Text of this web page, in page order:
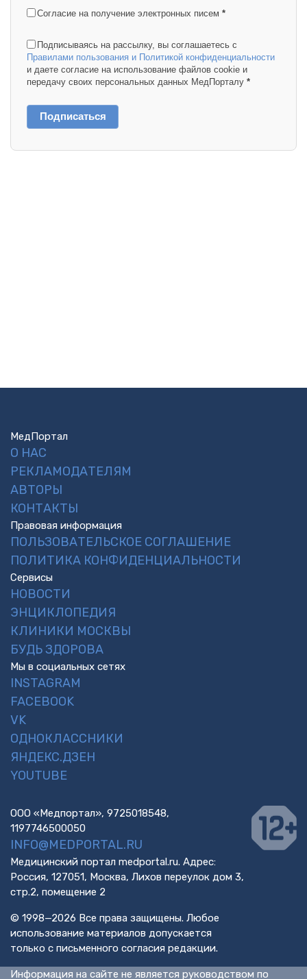
Согласие на получение электронных писем *
Подписываясь на рассылку, вы соглашаетесь с
Правилами пользования и Политикой конфиденциальности
и даете согласие на использование файлов cookie и
передачу своих персональных данных МедПорталу *
Подписаться
МедПортал
О НАС
РЕКЛАМОДАТЕЛЯМ
АВТОРЫ
КОНТАКТЫ
Правовая информация
ПОЛЬЗОВАТЕЛЬСКОЕ СОГЛАШЕНИЕ
ПОЛИТИКА КОНФИДЕНЦИАЛЬНОСТИ
Сервисы
НОВОСТИ
ЭНЦИКЛОПЕДИЯ
КЛИНИКИ МОСКВЫ
БУДЬ ЗДОРОВА
Мы в социальных сетях
INSTAGRAM
FACEBOOK
VK
ОДНОКЛАССНИКИ
ЯНДЕКС.ДЗЕН
YOUTUBE
ООО «Медпортал», 9725018548,
1197746500050
INFO@MEDPORTAL.RU
Медицинский портал medportal.ru. Адрес:
Россия, 127051, Москва, Лихов переулок дом 3,
стр.2, помещение 2
© 1998—2026 Все права защищены. Любое
использование материалов допускается
только с письменного согласия редакции.
Информация на сайте не является руководством по